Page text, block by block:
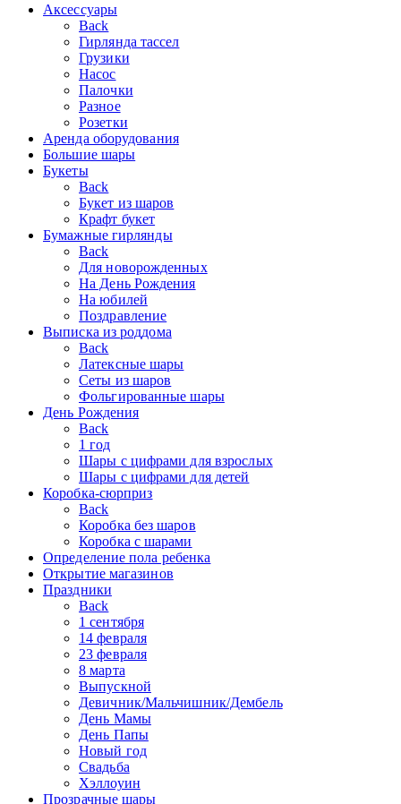
Аксессуары
Back
Гирлянда тассел
Грузики
Насос
Палочки
Разное
Розетки
Аренда оборудования
Большие шары
Букеты
Back
Букет из шаров
Крафт букет
Бумажные гирлянды
Back
Для новорожденных
На День Рождения
На юбилей
Поздравление
Выписка из роддома
Back
Латексные шары
Сеты из шаров
Фольгированные шары
День Рождения
Back
1 год
Шары с цифрами для взрослых
Шары с цифрами для детей
Коробка-сюрприз
Back
Коробка без шаров
Коробка с шарами
Определение пола ребенка
Открытие магазинов
Праздники
Back
1 сентября
14 февраля
23 февраля
8 марта
Выпускной
Девичник/Мальчишник/Дембель
День Мамы
День Папы
Новый год
Свадьба
Хэллоуин
Прозрачные шары